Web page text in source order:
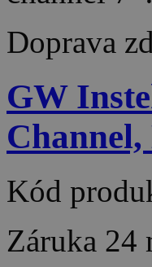
Doprava
GW
Kód
Záruka 24